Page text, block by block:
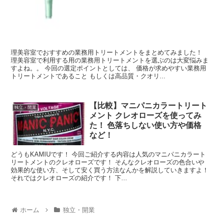
理美容室でおすすめの業務用トリートメントをまとめてみました！
理美容室で利用する用の業務用トリートメントを選ぶのは大変悩みま
すよね。。 今回の選定ポイントとしては、 価格が求めやすい業務用
トリートメントであること もしくは高品質・クオリ...
独立・開業
【比較】マニパニカラートリート
メント クレオローズを使ってみ
た！ 色落ちしない使い方や価格
など！
どうもKAMIUです！ 今回ご紹介する内容は人気のマニパニカラート
リートメントのクレオローズです！ そんなクレオローズの色合いや
効果的な使い方、そして安く買う方法なんかを解説していきますよ！
それではクレオローズの紹介です！ 下...
ホーム 独立・開業